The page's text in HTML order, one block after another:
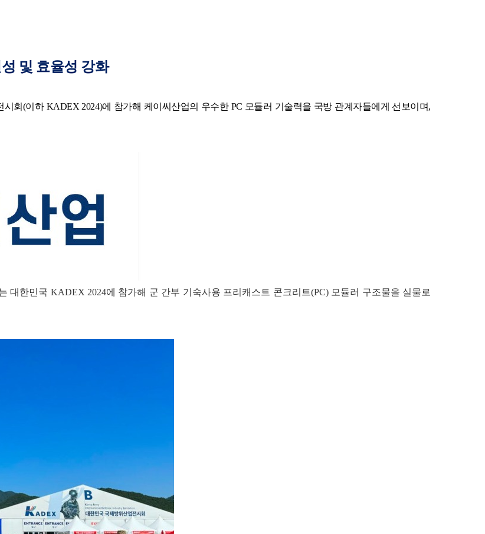
및 효율성 강화
회(이하 KADEX 2024)에 참가해 케이씨산업의 우수한 PC 모듈러 기술력을 국방 관계자들에게 선보이며,
대한민국 KADEX 2024에 참가해 군 간부 기숙사용 프리캐스트 콘크리트(PC) 모듈러 구조물을 실물로